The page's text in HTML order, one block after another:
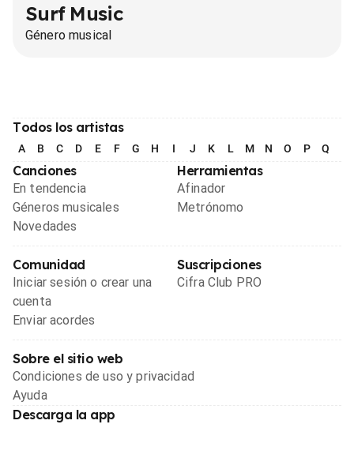
Surf Music
Género musical
Todos los artistas
A B C D E F G H I J K L M N O P Q
Canciones
En tendencia
Géneros musicales
Novedades
Herramientas
Afinador
Metrónomo
Comunidad
Iniciar sesión o crear una
cuenta
Enviar acordes
Suscripciones
Cifra Club PRO
Sobre el sitio web
Condiciones de uso y privacidad
Ayuda
Descarga la app